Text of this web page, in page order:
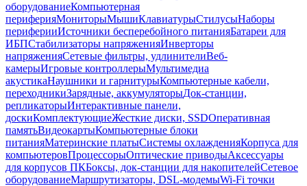
оборудованиеКомпьютерная
периферияМониторыМышиКлавиатурыСтилусыНаборы
периферииИсточники бесперебойного питанияБатареи для
ИБПСтабилизаторы напряженияИнверторы
напряженияСетевые фильтры, удлинителиВеб-
камерыИгровые контроллерыМультимедиа
акустикаНаушники и гарнитурыКомпьютерные кабели,
переходникиЗарядные, аккумуляторыДок-станции,
репликаторыИнтерактивные панели,
доскиКомплектующиеЖесткие диски, SSDОперативная
памятьВидеокартыКомпьютерные блоки
питанияМатеринские платыСистемы охлажденияКорпуса для
компьютеровПроцессорыОптические приводыАксессуары
для корпусов ПКБоксы, док-станции для накопителейСетевое
оборудованиеМаршрутизаторы, DSL-модемыWi-Fi точки